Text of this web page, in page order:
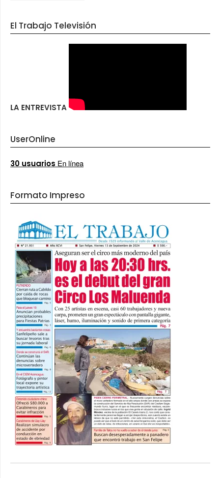
El Trabajo Televisión
LA ENTREVISTA
UserOnline
30 usuarios En línea
Formato Impreso